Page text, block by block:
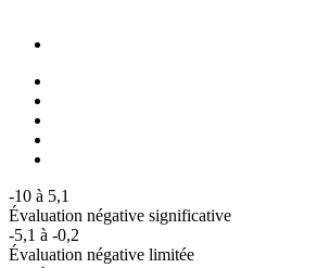
-10 à 5,1
Évaluation négative significative
-5,1 à -0,2
Évaluation négative limitée